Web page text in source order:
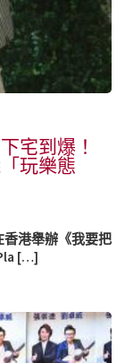
宅到爆！
玩樂態
香港舉辦《我要把
[…]